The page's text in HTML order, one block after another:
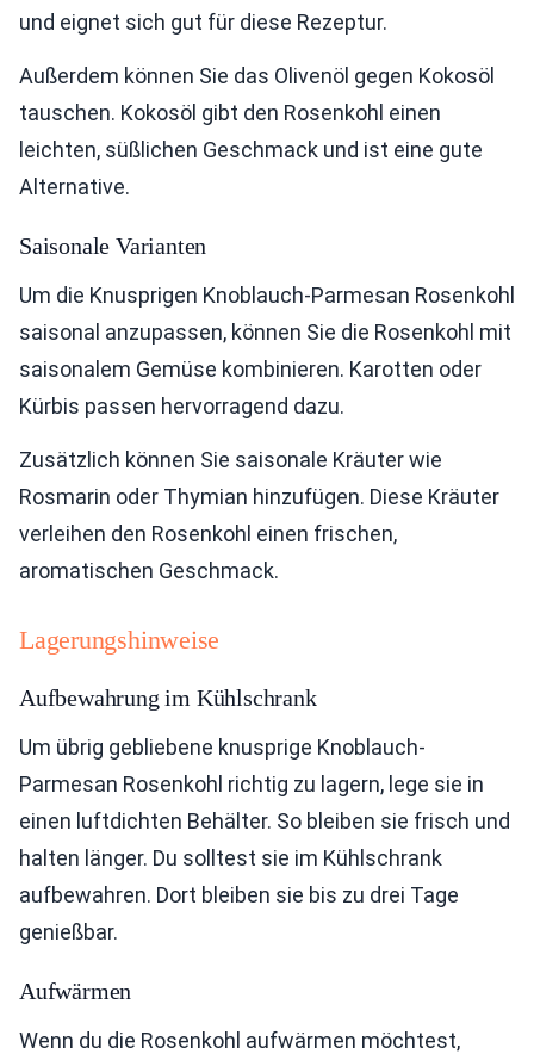
und eignet sich gut für diese Rezeptur.
Außerdem können Sie das Olivenöl gegen Kokosöl
tauschen. Kokosöl gibt den Rosenkohl einen
leichten, süßlichen Geschmack und ist eine gute
Alternative.
Saisonale Varianten
Um die Knusprigen Knoblauch-Parmesan Rosenkohl
saisonal anzupassen, können Sie die Rosenkohl mit
saisonalem Gemüse kombinieren. Karotten oder
Kürbis passen hervorragend dazu.
Zusätzlich können Sie saisonale Kräuter wie
Rosmarin oder Thymian hinzufügen. Diese Kräuter
verleihen den Rosenkohl einen frischen,
aromatischen Geschmack.
Lagerungshinweise
Aufbewahrung im Kühlschrank
Um übrig gebliebene knusprige Knoblauch-
Parmesan Rosenkohl richtig zu lagern, lege sie in
einen luftdichten Behälter. So bleiben sie frisch und
halten länger. Du solltest sie im Kühlschrank
aufbewahren. Dort bleiben sie bis zu drei Tage
genießbar.
Aufwärmen
Wenn du die Rosenkohl aufwärmen möchtest,